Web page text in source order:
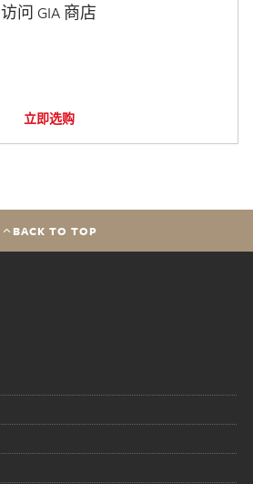
访问 GIA 商店
立即选购
BACK TO TOP